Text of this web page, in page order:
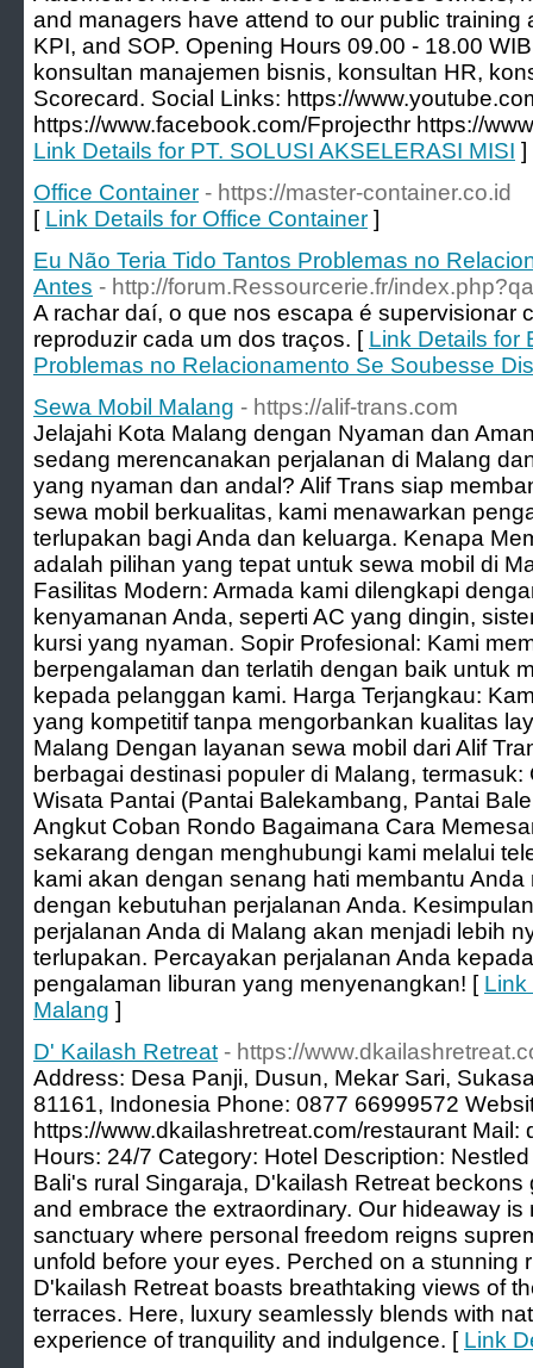
and managers have attend to our public training
KPI, and SOP. Opening Hours 09.00 - 18.00
konsultan manajemen bisnis, konsultan HR,
Scorecard. Social Links: https://
https://www.facebook.com/Fprojecthr https://
Link Details for PT. SOLUSI AKSELERASI MISI ]
Office Container - https://master-container.co.id
[ Link Details for Office Container ]
Eu Não Teria Tido Tantos Problemas no
Antes - http://forum.Ressourcerie.fr/
A rachar daí, o que nos escapa é supervisionar
reproduzir cada um dos traços. [ Link Details for
Problemas no Relacionamento Se Soubesse
Sewa Mobil Malang - https://alif-trans.com
Jelajahi Kota Malang dengan Nyaman dan
sedang merencanakan perjalanan di Malang
yang nyaman dan andal? Alif Trans siap
sewa mobil berkualitas, kami menawarkan
terlupakan bagi Anda dan keluarga. Kenapa
adalah pilihan yang tepat untuk sewa mobil di
Fasilitas Modern: Armada kami dilengkapi
kenyamanan Anda, seperti AC yang dingin,
kursi yang nyaman. Sopir Profesional: Kami
berpengalaman dan terlatih dengan baik untuk
kepada pelanggan kami. Harga Terjangkau:
yang kompetitif tanpa mengorbankan kualitas
Malang Dengan layanan sewa mobil dari Alif
berbagai destinasi populer di Malang,
Wisata Pantai (Pantai Balekambang, Pantai
Angkut Coban Rondo Bagaimana Cara
sekarang dengan menghubungi kami melalui
kami akan dengan senang hati membantu
dengan kebutuhan perjalanan Anda.
perjalanan Anda di Malang akan menjadi lebih
terlupakan. Percayakan perjalanan Anda
pengalaman liburan yang menyenangkan! [ Link
Malang ]
D' Kailash Retreat - https://
Address: Desa Panji, Dusun, Mekar Sari,
81161, Indonesia Phone: 0877 66999572
https://www.dkailashretreat.com/restaurant Mail:
Hours: 24/7 Category: Hotel Description:
Bali's rural Singaraja, D'kailash Retreat
and embrace the extraordinary. Our hideaway
sanctuary where personal freedom reigns
unfold before your eyes. Perched on a stunning
D'kailash Retreat boasts breathtaking views of
terraces. Here, luxury seamlessly blends with
experience of tranquility and indulgence. [ Link